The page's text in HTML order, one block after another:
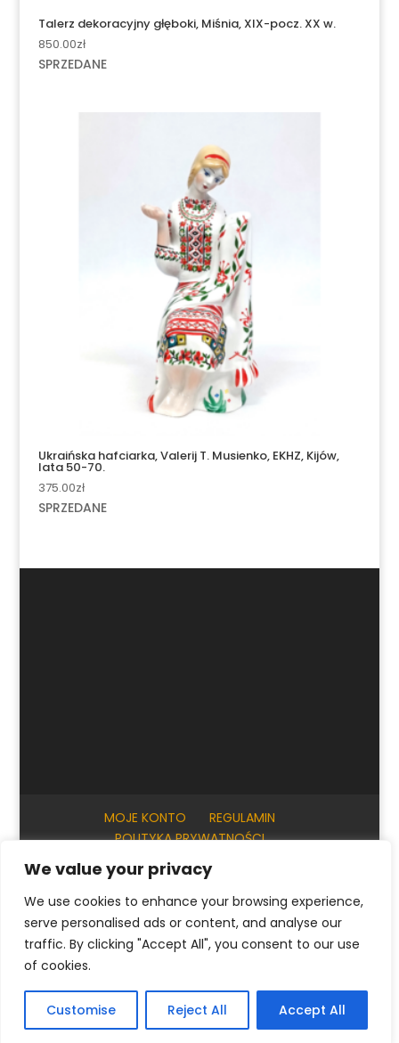
We value your privacy
We use cookies to enhance your browsing experience,
serve personalised ads or content, and analyse our
traffic. By clicking "Accept All", you consent to our use
of cookies.
Customise Reject All Accept All
Talerz dekoracyjny głęboki, Miśnia, XIX-pocz. XX w.
850.00zł
SPRZEDANE
Ukraińska hafciarka, Valerij T. Musienko, EKHZ, Kijów,
lata 50-70.
375.00zł
SPRZEDANE
MOJE KONTO
REGULAMIN
POLITYKA PRYWATNOŚCI
INFORMACJE PRAKTYCZNE
© ArtKrak Auction House 2023
Français
( Francuski